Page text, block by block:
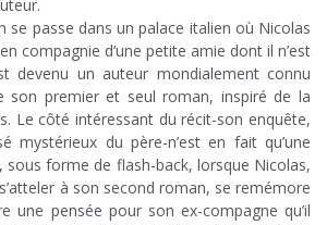
se passe dans un palace italien où Nicolas
compagnie d’une petite amie dont il n’est
devenu un auteur mondialement connu
son premier et seul roman, inspiré de la
Le côté intéressant du récit-son enquête,
mystérieux du père-n’est en fait qu’une
sous forme de flash-back, lorsque Nicolas,
à son second roman, se remémore
une pensée pour son ex-compagne qu’il